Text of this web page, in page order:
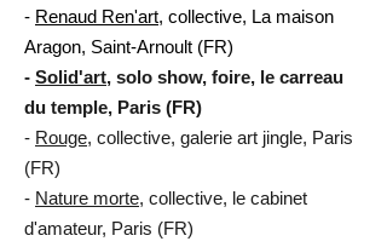
- Renaud Ren'art, collective, La maison
Aragon, Saint-Arnoult (FR)
- Solid'art, solo show, foire, le carreau
du temple, Paris (FR)
- Rouge, collective, galerie art jingle, Paris
(FR)
- Nature morte, collective, le cabinet
d'amateur, Paris (FR)